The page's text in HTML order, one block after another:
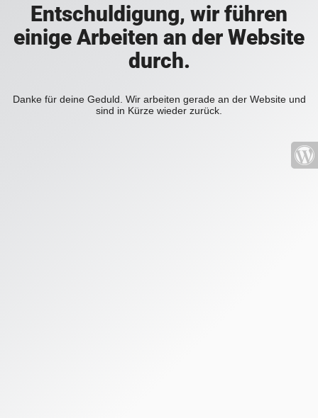
Entschuldigung, wir führen
einige Arbeiten an der Website
durch.
Danke für deine Geduld. Wir arbeiten gerade an der Website und
sind in Kürze wieder zurück.